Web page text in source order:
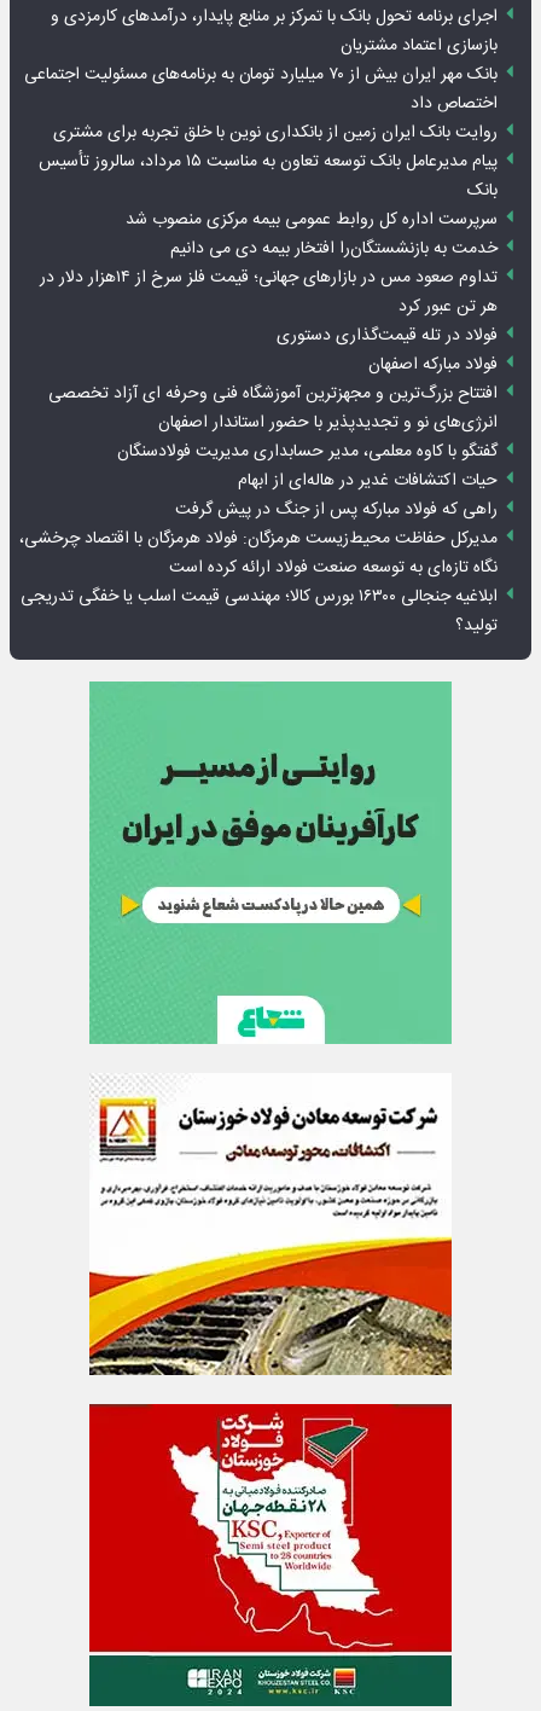
اجرای برنامه تحول بانک با تمرکز بر منابع پایدار، درآمدهای کارمزدی و
بازسازی اعتماد مشتریان
بانک مهر ایران بیش از ۷۰ میلیارد تومان به برنامه‌های مسئولیت اجتماعی
اختصاص داد
روایت بانک ایران زمین از بانکداری نوین با خلق تجربه برای مشتری
پیام مدیرعامل بانک توسعه تعاون به مناسبت ۱۵ مرداد، سالروز تأسیس
بانک
سرپرست اداره کل روابط عمومی بیمه مرکزی منصوب شد
خدمت به بازنشستگان‌را افتخار بیمه دی می دانیم
تداوم صعود مس در بازارهای جهانی؛ قیمت فلز سرخ از ۱۴هزار دلار در
هر تن عبور کرد
فولاد در تله قیمت‌گذاری دستوری
فولاد مبارکه اصفهان
افتتاح بزرگ‌ترین و مجهزترین آموزشگاه فنی وحرفه ای آزاد تخصصی
انرژی‌های نو و تجدیدپذیر با حضور استاندار اصفهان
گفتگو با کاوه معلمی، مدیر حسابداری مدیریت فولادسنگان
حیات اکتشافات غدیر در هاله‌ای از ابهام
راهی که فولاد مبارکه پس از جنگ در پیش گرفت
مدیرکل حفاظت محیط‌زیست هرمزگان: فولاد هرمزگان با اقتصاد چرخشی،
نگاه تازه‌ای به توسعه صنعت فولاد ارائه کرده است
ابلاغیه جنجالی ۱۶۳۰۰ بورس کالا؛ مهندسی قیمت اسلب یا خفگی تدریجی
تولید؟